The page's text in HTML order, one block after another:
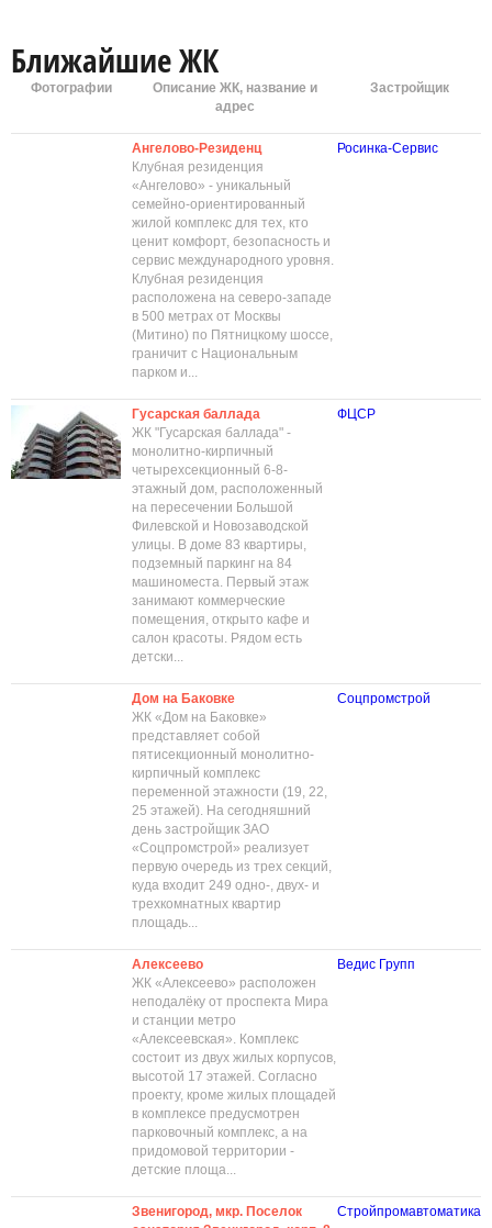
Ближайшие ЖК
Фотографии
Описание ЖК, название и
адрес
Застройщик
Ангелово-Резиденц
Клубная резиденция
«Ангелово» - уникальный
семейно-ориентированный
жилой комплекс для тех, кто
ценит комфорт, безопасность и
сервис международного уровня.
Клубная резиденция
расположена на северо-западе
в 500 метрах от Москвы
(Митино) по Пятницкому шоссе,
граничит с Национальным
парком и...
Росинка-Сервис
Гусарская баллада
ЖК "Гусарская баллада" -
монолитно-кирпичный
четырехсекционный 6-8-
этажный дом, расположенный
на пересечении Большой
Филевской и Новозаводской
улицы. В доме 83 квартиры,
подземный паркинг на 84
машиноместа. Первый этаж
занимают коммерческие
помещения, открыто кафе и
салон красоты. Рядом есть
детски...
ФЦСР
Дом на Баковке
ЖК «Дом на Баковке»
представляет собой
пятисекционный монолитно-
кирпичный комплекс
переменной этажности (19, 22,
25 этажей). На сегодняшний
день застройщик ЗАО
«Соцпромстрой» реализует
первую очередь из трех секций,
куда входит 249 одно-, двух- и
трехкомнатных квартир
площадь...
Соцпромстрой
Алексеево
ЖК «Алексеево» расположен
неподалёку от проспекта Мира
и станции метро
«Алексеевская». Комплекс
состоит из двух жилых корпусов,
высотой 17 этажей. Согласно
проекту, кроме жилых площадей
в комплексе предусмотрен
парковочный комплекс, а на
придомовой территории -
детские площа...
Ведис Групп
Звенигород, мкр. Поселок
Стройпромавтоматика